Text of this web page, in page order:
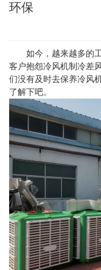
环保
如今，越来越多的
客户抱怨冷风机制冷差
们没有及时去保养冷风
了解下吧。